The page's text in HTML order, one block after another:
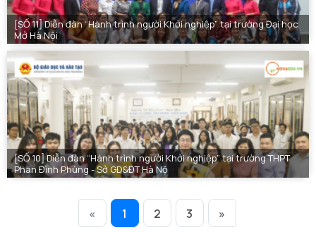
[SỐ 11] Diễn đàn “Hành trình người Khởi nghiệp” tại trường Đại học
Mở Hà Nội
[SỐ 10] Diễn đàn “Hành trình người Khởi nghiệp” tại trường THPT
Phan Đình Phùng - Sở GD&ĐT Hà Nộ
« 1 2 3 »